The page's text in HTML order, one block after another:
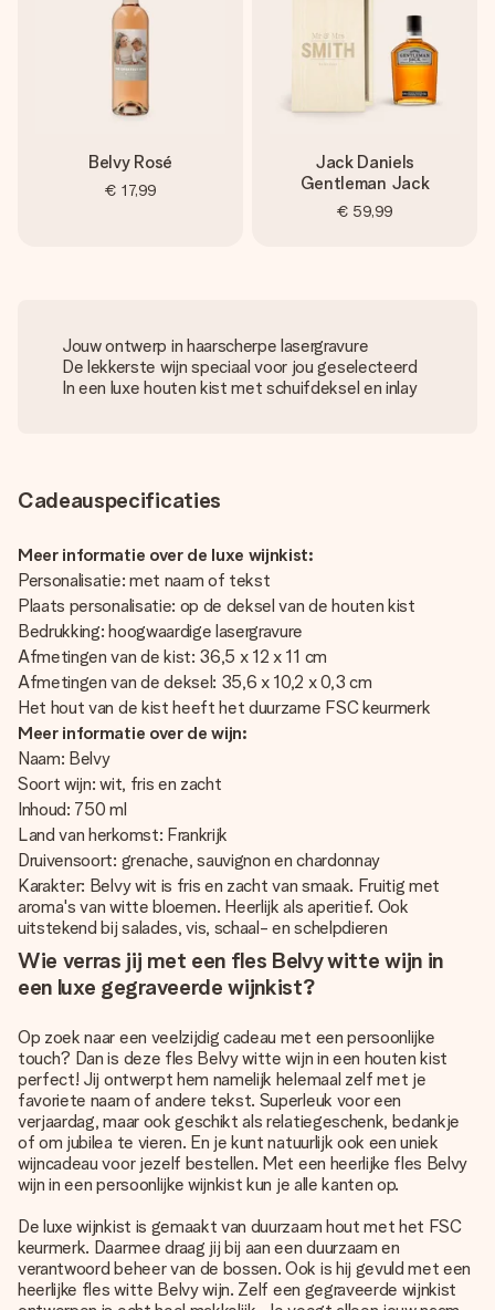
Belvy Rosé
€ 17,99
Jack Daniels
Gentleman Jack
€ 59,99
Jouw ontwerp in haarscherpe lasergravure
De lekkerste wijn speciaal voor jou geselecteerd
In een luxe houten kist met schuifdeksel en inlay
Cadeauspecificaties
Meer informatie over de luxe wijnkist:
Personalisatie: met naam of tekst
Plaats personalisatie: op de deksel van de houten kist
Bedrukking: hoogwaardige lasergravure
Afmetingen van de kist: 36,5 x 12 x 11 cm
Afmetingen van de deksel: 35,6 x 10,2 x 0,3 cm
Het hout van de kist heeft het duurzame FSC keurmerk
Meer informatie over de wijn:
Naam: Belvy
Soort wijn: wit, fris en zacht
Inhoud: 750 ml
Land van herkomst: Frankrijk
Druivensoort: grenache, sauvignon en chardonnay
Karakter: Belvy wit is fris en zacht van smaak. Fruitig met
aroma's van witte bloemen. Heerlijk als aperitief. Ook
uitstekend bij salades, vis, schaal- en schelpdieren
Wie verras jij met een fles Belvy witte wijn in
een luxe gegraveerde wijnkist?
Op zoek naar een veelzijdig cadeau met een persoonlijke
touch? Dan is deze fles Belvy witte wijn in een houten kist
perfect! Jij ontwerpt hem namelijk helemaal zelf met je
favoriete naam of andere tekst. Superleuk voor een
verjaardag, maar ook geschikt als relatiegeschenk, bedankje
of om jubilea te vieren. En je kunt natuurlijk ook een uniek
wijncadeau voor jezelf bestellen. Met een heerlijke fles Belvy
wijn in een persoonlijke wijnkist kun je alle kanten op.
De luxe wijnkist is gemaakt van duurzaam hout met het FSC
keurmerk. Daarmee draag jij bij aan een duurzaam en
verantwoord beheer van de bossen. Ook is hij gevuld met een
heerlijke fles witte Belvy wijn. Zelf een gegraveerde wijnkist